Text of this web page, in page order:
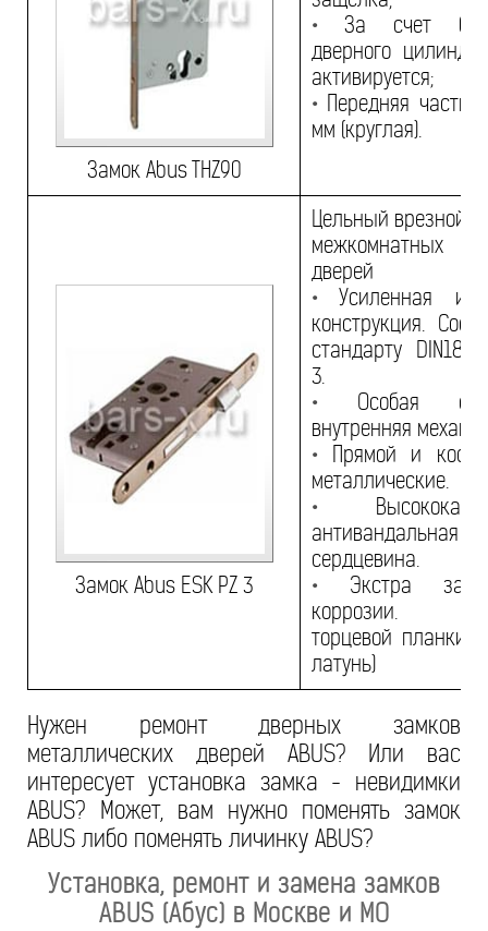
Замок Abus THZ90
• За счет
дверного
активируется;
• Передняя часть
мм (круглая).
Замок Abus ESK PZ 3
Цельный врезной
межкомнатных и
дверей
• Усиленная и
конструкция.
стандарту
3.
• Особая
внутренняя
• Прямой и
металлические.
•
антивандальная
сердцевина.
• Экстра
коррозии.
торцевой планки
латунь)
Нужен ремонт дверных замков
металлических дверей ABUS? Или вас
интересует установка замка - невидимки
ABUS? Может, вам нужно поменять замок
ABUS либо поменять личинку ABUS?
Установка, ремонт и замена замков
ABUS (Абус) в Москве и МО